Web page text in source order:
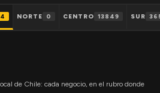
NORTE 0 CENTRO 13849 SUR
de Chile: cada negocio, en el rubro donde